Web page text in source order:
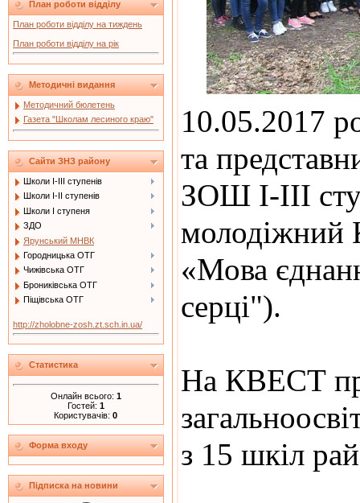
План роботи відділу
План роботи відділу на тиждень
План роботи відділу на рік
Методичні видання
Методичний бюлетень
Газета "Школам лесиного краю"
Сайти ЗНЗ району
Школи І-ІІІ ступенів
Школи І-ІІ ступенів
Школи І ступеня
ЗДО
Ярунський МНВК
Городницька ОТГ
Чижівська ОТГ
Брониківська ОТГ
Піщівська ОТГ
http://zholobne-zosh.zt.sch.in.ua/
Статистика
Онлайн всього: 1
Гостей: 1
Користувачів:0
Форма входу
Підписка на новини
10.05.2017
та
ЗОШ І-ІІІ
молодіжний
«Мова
серці").
На КВЕСТ
з 15 шкіл